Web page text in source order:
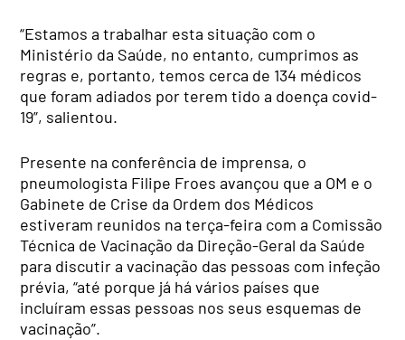
“Estamos a trabalhar esta situação com o
Ministério da Saúde, no entanto, cumprimos as
regras e, portanto, temos cerca de 134 médicos
que foram adiados por terem tido a doença covid-
19”, salientou.
Presente na conferência de imprensa, o
pneumologista Filipe Froes avançou que a OM e o
Gabinete de Crise da Ordem dos Médicos
estiveram reunidos na terça-feira com a Comissão
Técnica de Vacinação da Direção-Geral da Saúde
para discutir a vacinação das pessoas com infeção
prévia, “até porque já há vários países que
incluíram essas pessoas nos seus esquemas de
vacinação”.